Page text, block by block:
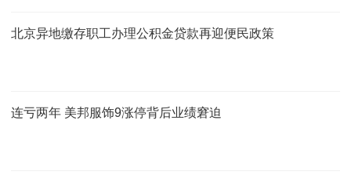
北京异地缴存职工办理公积金贷款再迎便民政策
连亏两年 美邦服饰9涨停背后业绩窘迫